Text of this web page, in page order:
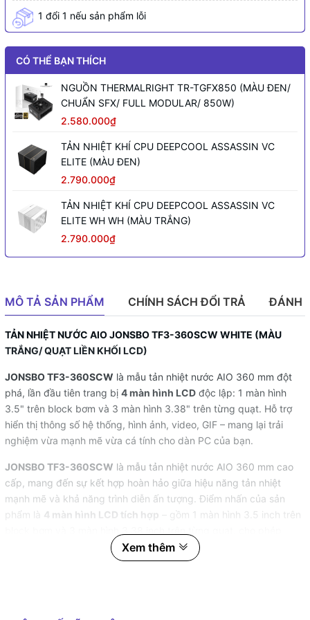
1 đổi 1 nếu sản phẩm lỗi
CÓ THỂ BẠN THÍCH
NGUỒN THERMALRIGHT TR-TGFX850 (MÀU ĐEN/
CHUẨN SFX/ FULL MODULAR/ 850W)
2.580.000₫
TẢN NHIỆT KHÍ CPU DEEPCOOL ASSASSIN VC
ELITE (MÀU ĐEN)
2.790.000₫
TẢN NHIỆT KHÍ CPU DEEPCOOL ASSASSIN VC
ELITE WH WH (MÀU TRẮNG)
2.790.000₫
MÔ TẢ SẢN PHẨM CHÍNH SÁCH ĐỔI TRẢ ĐÁNH
TẢN NHIỆT NƯỚC AIO JONSBO TF3-360SCW WHITE (MÀU
TRẮNG/ QUẠT LIỀN KHỐI LCD)
JONSBO TF3-360SCW là mẫu tản nhiệt nước AIO 360 mm đột
phá, lần đầu tiên trang bị 4 màn hình LCD độc lập: 1 màn hình
3.5" trên block bơm và 3 màn hình 3.38" trên từng quạt. Hỗ trợ
hiển thị thông số hệ thống, hình ảnh, video, GIF – mang lại trải
nghiệm vừa mạnh mẽ vừa cá tính cho dàn PC của bạn.
JONSBO TF3-360SCW là mẫu tản nhiệt nước AIO 360 mm cao
cấp, mang đến sự kết hợp hoàn hảo giữa hiệu năng tản nhiệt
mạnh mẽ và khả năng trình diễn ấn tượng. Điểm nhấn của sản
phẩm là 4 màn hình LCD tích hợp – gồm 1 màn hình 3.5 inch trên
người dùng hiển thị đa dạng nội dung từ thông số hệ thống, hình
ảnh, video cho tới các hiệu ứng GIF độc đáo.
Xem thêm